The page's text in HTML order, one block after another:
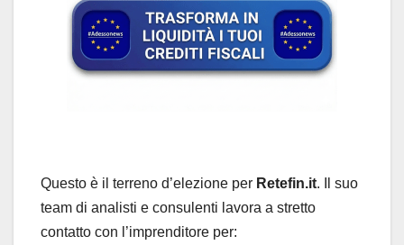
Questo è il terreno d’elezione per Retefin.it. Il suo
team di analisti e consulenti lavora a stretto
contatto con l’imprenditore per: